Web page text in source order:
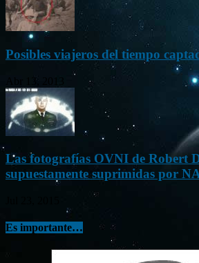
Posibles viajeros del tiempo
Las fotografías OVNI de Robert
supuestamente suprimidas por
Es importante…